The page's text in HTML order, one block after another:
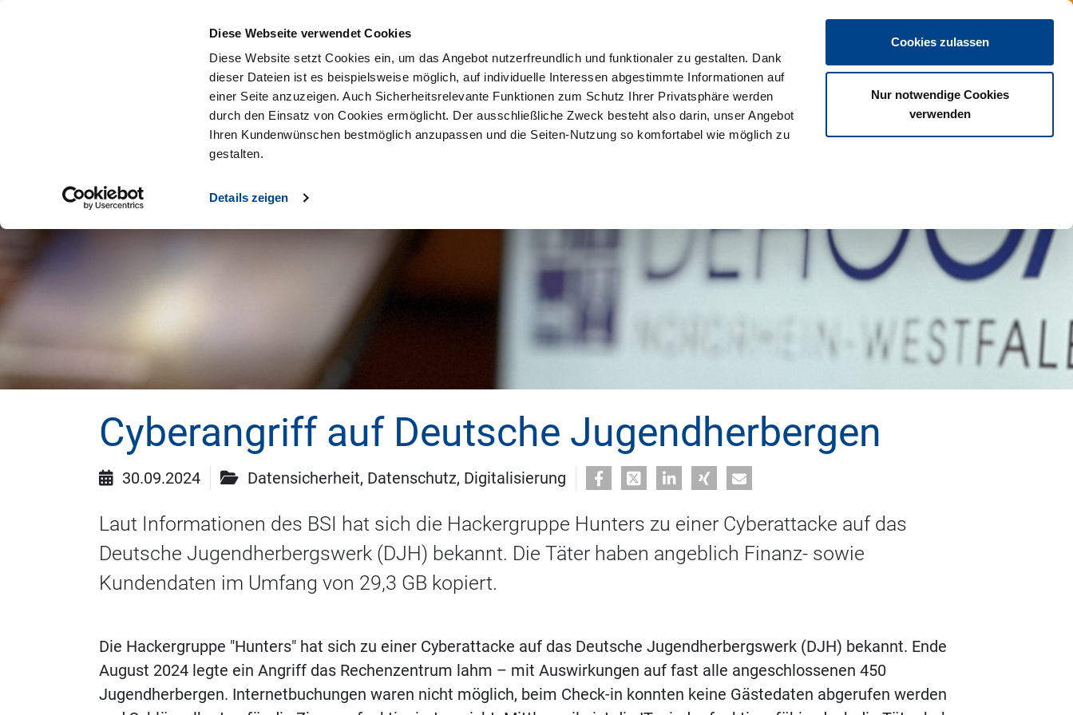
Diese Webseite verwendet Cookies
Diese Website setzt Cookies ein, um das Angebot nutzerfreundlich und funktionaler zu gestalten. Dank
dieser Dateien ist es beispielsweise möglich, auf individuelle Interessen abgestimmte Informationen auf
einer Seite anzuzeigen. Auch Sicherheitsrelevante Funktionen zum Schutz Ihrer Privatsphäre werden
durch den Einsatz von Cookies ermöglicht. Der ausschließliche Zweck besteht also darin, unser Angebot
Ihren Kundenwünschen bestmöglich anzupassen und die Seiten-Nutzung so komfortabel wie möglich zu
gestalten.
Details zeigen
Cookies zulassen
Nur notwendige Cookies
verwenden
Cyberangriff auf Deutsche Jugendherbergen
30.09.2024 Datensicherheit, Datenschutz, Digitalisierung
Laut Informationen des BSI hat sich die Hackergruppe Hunters zu einer Cyberattacke auf das
Deutsche Jugendherbergswerk (DJH) bekannt. Die Täter haben angeblich Finanz- sowie
Kundendaten im Umfang von 29,3 GB kopiert.
Die Hackergruppe "Hunters" hat sich zu einer Cyberattacke auf das Deutsche Jugendherbergswerk (DJH) bekannt. Ende
August 2024 legte ein Angriff das Rechenzentrum lahm – mit Auswirkungen auf fast alle angeschlossenen 450
Jugendherbergen. Internetbuchungen waren nicht möglich, beim Check-in konnten keine Gästedaten abgerufen werden